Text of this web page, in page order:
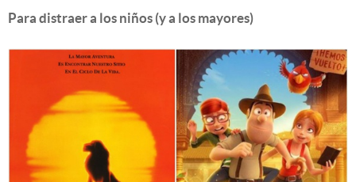
Para distraer a los niños (y a los mayores)